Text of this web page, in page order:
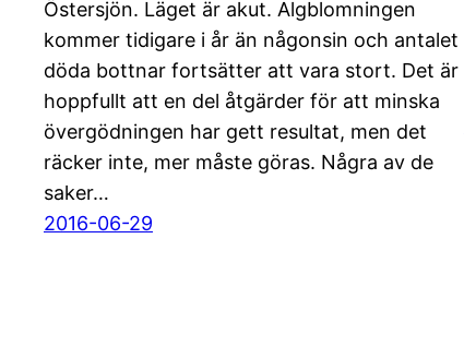
Östersjön. Läget är akut. Algblomningen
kommer tidigare i år än någonsin och antalet
döda bottnar fortsätter att vara stort. Det är
hoppfullt att en del åtgärder för att minska
övergödningen har gett resultat, men det
räcker inte, mer måste göras. Några av de
saker…
2016-06-29